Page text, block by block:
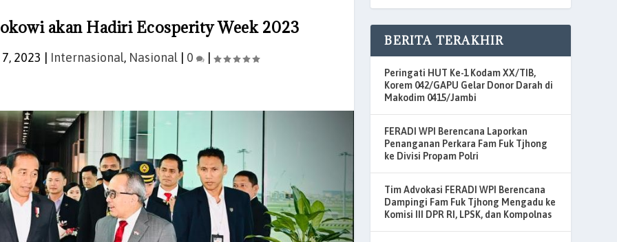
akan Hadiri Ecosperity Week 2023
2023 Internasional, Nasional| 0 |
BERITA TERAKHIR
Peringati HUT Ke-1 Kodam XX/TIB,
Korem 042/GAPU Gelar Donor Darah di
Makodim 0415/Jambi
FERADI WPI Berencana Laporkan
Penanganan Perkara Fam Fuk Tjhong
ke Divisi Propam Polri
Tim Advokasi FERADI WPI Berencana
Dampingi Fam Fuk Tjhong Mengadu ke
Komisi III DPR RI, LPSK, dan Kompolnas